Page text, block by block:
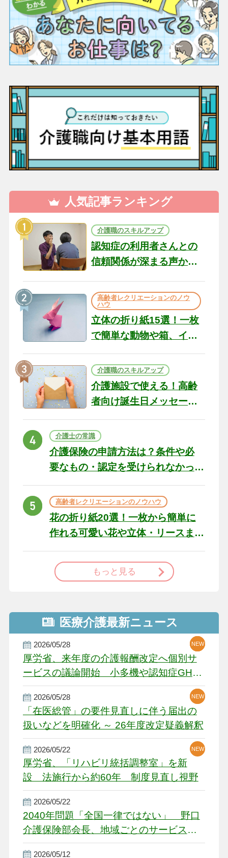
人気記事ランキング
介護職のスキルアップ
認知症の利用者さんとの
信頼関係が深まる声かけ
の現場から（22）
高齢者レクリエーションのノウ
ハウ
立体の折り紙15選！一枚
で簡単な動物や箱、イン
テリアになる作品まで
介護職のスキルアップ
介護施設で使える！高齢
者向け誕生日メッセージ
の例文と書き方のポイン
ト
介護士の常識
介護保険の申請方法は？条件や必
要なもの・認定を受けられなかっ
た場合の対処法
高齢者レクリエーションのノウハウ
花の折り紙20選！一枚から簡単に
作れる可愛い花や立体・リースま
で
もっと見る
医療介護最新ニュース
2026/05/28
厚労省、来年度の介護報酬改定へ個別サ
ービスの議論開始 小多機や認知症GH、
厳しい経営環境に危機感
NEW
NEW
NEW
2026/05/28
「在医総管」の要件見直しに伴う届出の
扱いなどを明確化 ～ 26年度改定疑義解釈
NEW
NEW
2026/05/22
厚労省、「リハビリ統括調整室」を新
設 法施行から約60年 制度見直し視野
NEW
2026/05/22
2040年問題「全国一律ではない」 野口
介護保険部会長、地域ごとのサービス基
盤整備を促す
2026/05/12